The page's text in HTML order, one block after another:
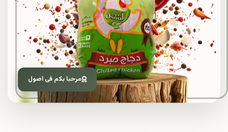
مرحبا بكم فى اصول